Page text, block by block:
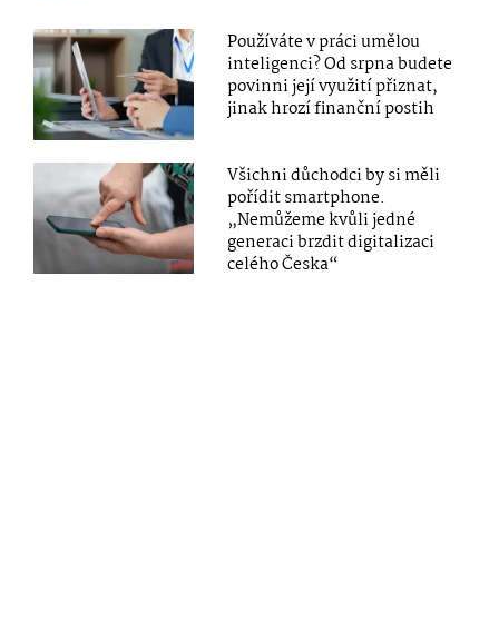
Používáte v práci umělou
inteligenci? Od srpna budete
povinni její využití přiznat,
jinak hrozí finanční postih
Všichni důchodci by si měli
pořídit smartphone.
„Nemůžeme kvůli jedné
generaci brzdit digitalizaci
celého Česka“